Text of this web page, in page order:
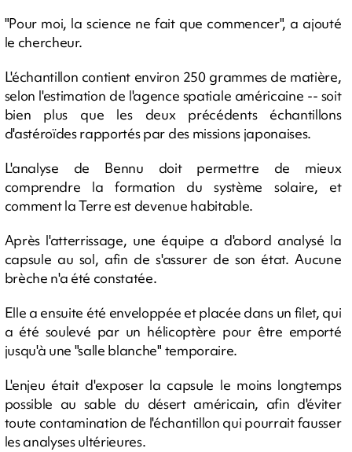
"Pour moi, la science ne fait que commencer", a ajouté
le chercheur.
L'échantillon contient environ 250 grammes de matière,
selon l'estimation de l'agence spatiale américaine -- soit
bien plus que les deux précédents échantillons
d'astéroïdes rapportés par des missions japonaises.
L'analyse de Bennu doit permettre de mieux
comprendre la formation du système solaire, et
comment la Terre est devenue habitable.
Après l'atterrissage, une équipe a d'abord analysé la
capsule au sol, afin de s'assurer de son état. Aucune
brèche n'a été constatée.
Elle a ensuite été enveloppée et placée dans un filet, qui
a été soulevé par un hélicoptère pour être emporté
jusqu'à une "salle blanche" temporaire.
L'enjeu était d'exposer la capsule le moins longtemps
possible au sable du désert américain, afin d'éviter
toute contamination de l'échantillon qui pourrait fausser
les analyses ultérieures.